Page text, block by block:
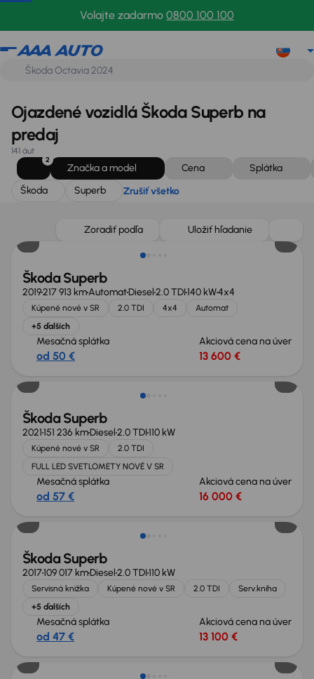
Volajte zadarmo 0800 100 100
Škoda
Ojazdené vozidlá Škoda Superb na
predaj
141 áut
2
Značka a model Cena
Splátka
Škoda
Superb Zrušiť všetko
Zoradiť podľa Uložiť hľadanie
Zlacnené o 1 900 €
Škoda Superb
2019217 913 kmAutomatDiesel2.0 TDI140 kW4x4
Kúpené nové v SR 2.0 TDI 4x4
Automat
+5 ďalších
Mesačná splátka
od 50 €
Akciová cena na úver
13 600 €
Škoda Superb
2021151 236 kmDiesel2.0 TDI110 kW
Kúpené nové v SR
2.0 TDI
FULL LED SVETLOMETY NOVÉ V SR
Mesačná splátka
od 57 €
Akciová cena na úver
16 000 €
Zlacnené o 1 400 €
Škoda Superb
2017109 017 kmDiesel2.0 TDI110 kW
Servisná knižka Kúpené nové v SR 2.0 TDI
Serv.kniha
+5 ďalších
Mesačná splátka
od 47 €
Akciová cena na úver
13 100 €
Zlacnené o 1 000 €